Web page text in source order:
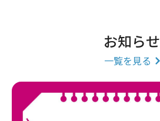
お知らせ
一覧を見る